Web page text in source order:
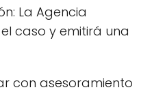
La Agencia
caso y emitirá una
con asesoramiento